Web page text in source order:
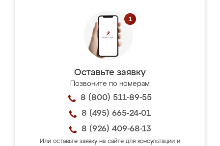
Оставьте заявку
Позвоните по номерам
8 (800) 511-89-55
8 (495) 665-24-01
8 (926) 409-68-13
Или оставьте заявку на сайте для консультации и